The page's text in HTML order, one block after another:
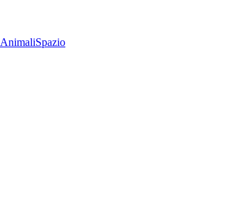
AnimaliSpazio